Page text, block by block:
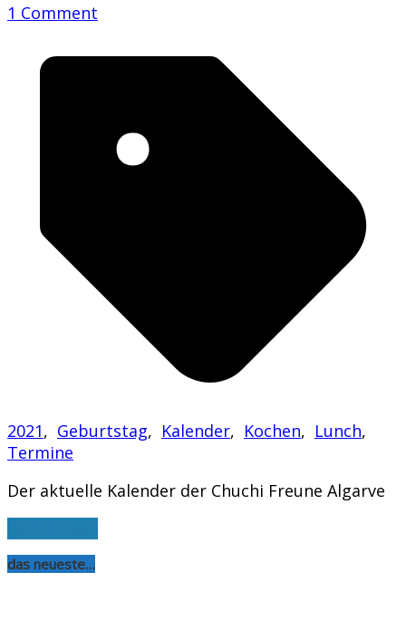
1 Comment
2021, Geburtstag, Kalender, Kochen, Lunch,
Termine
Der aktuelle Kalender der Chuchi Freune Algarve
das neueste…